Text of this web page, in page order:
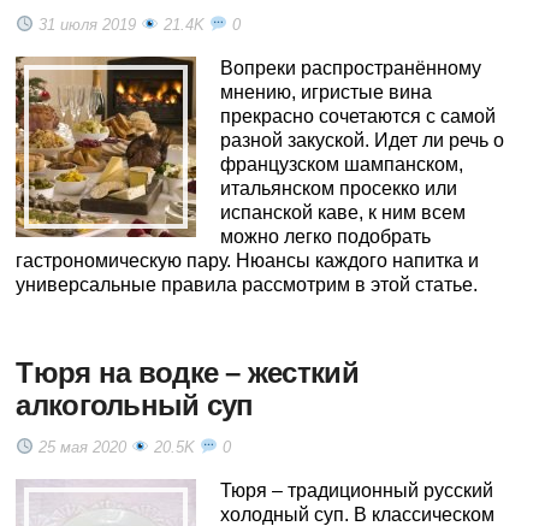
31 июля 2019 21.4K 0
Вопреки распространённому
мнению, игристые вина
прекрасно сочетаются с самой
разной закуской. Идет ли речь о
французском шампанском,
итальянском просекко или
испанской каве, к ним всем
можно легко подобрать
гастрономическую пару. Нюансы каждого напитка и
универсальные правила рассмотрим в этой статье.
Тюря на водке – жесткий
алкогольный суп
25 мая 2020 20.5K 0
Тюря – традиционный русский
холодный суп. В классическом